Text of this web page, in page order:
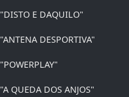
"DISTO E DAQUILO"
"ANTENA DESPORTIVA"
"POWERPLAY"
"A QUEDA DOS ANJOS"